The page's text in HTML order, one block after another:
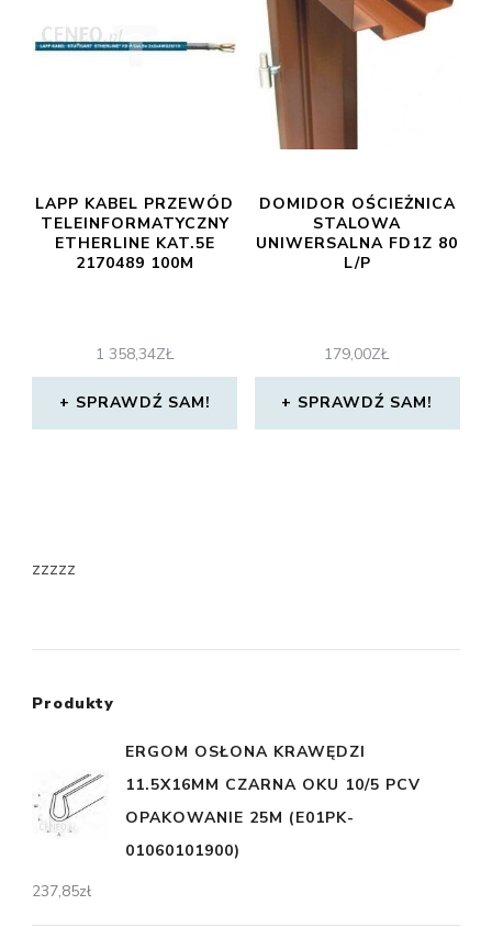
LAPP KABEL PRZEWÓD
TELEINFORMATYCZNY
ETHERLINE KAT.5E
2170489 100M
1 358,34ZŁ
SPRAWDŹ SAM!
DOMIDOR OŚCIEŻNICA
STALOWA
UNIWERSALNA FD1Z 80
L/P
179,00ZŁ
SPRAWDŹ SAM!
zzzzz
Produkty
ERGOM OSŁONA KRAWĘDZI
11.5X16MM CZARNA OKU 10/5 PCV
OPAKOWANIE 25M (E01PK-
01060101900)
237,85zł